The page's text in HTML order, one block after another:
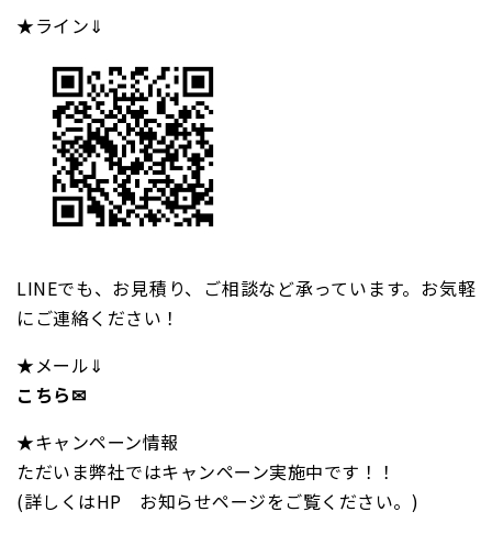
★ライン⇓
LINEでも、お見積り、ご相談など承っています。お気軽
にご連絡ください！
★メール⇓
こちら✉
★キャンペーン情報
ただいま弊社ではキャンペーン実施中です！！
(詳しくはHP お知らせページをご覧ください。)